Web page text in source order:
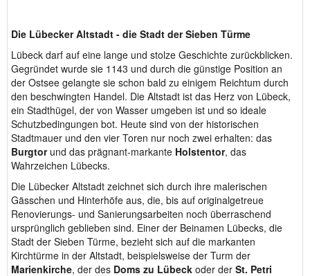
Die Lübecker Altstadt - die Stadt der Sieben Türme
Lübeck darf auf eine lange und stolze Geschichte zurückblicken.
Gegründet wurde sie 1143 und durch die günstige Position an
der Ostsee gelangte sie schon bald zu einigem Reichtum durch
den beschwingten Handel. Die Altstadt ist das Herz von Lübeck,
ein Stadthügel, der von Wasser umgeben ist und so ideale
Schutzbedingungen bot. Heute sind von der historischen
Stadtmauer und den vier Toren nur noch zwei erhalten: das
Burgtor und das prägnant-markante Holstentor, das
Wahrzeichen Lübecks.
Die Lübecker Altstadt zeichnet sich durch ihre malerischen
Gässchen und Hinterhöfe aus, die, bis auf originalgetreue
Renovierungs- und Sanierungsarbeiten noch überraschend
ursprünglich geblieben sind. Einer der Beinamen Lübecks, die
Stadt der Sieben Türme, bezieht sich auf die markanten
Kirchtürme in der Altstadt, beispielsweise der Turm der
Marienkirche, der des Doms zu Lübeck oder der St. Petri